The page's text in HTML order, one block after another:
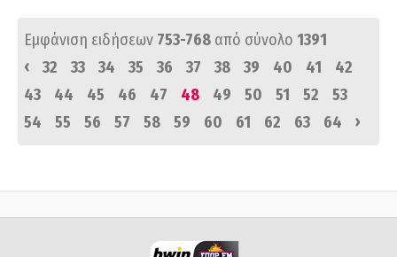
Εμφάνιση ειδήσεων 753-768 από σύνολο 1391
‹
32 33 34 35 36 37 38 39 40 41
42
43
44 45 46 47 48 49 50 51 52
53
54
55 56 57 58 59 60 61 62 63 64 ›